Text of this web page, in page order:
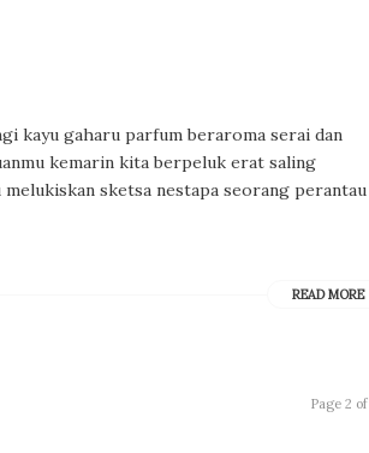
kayu gaharu parfum beraroma serai dan
kemarin kita berpeluk erat saling
sketsa nestapa seorang perantau
READ MORE
Page 2